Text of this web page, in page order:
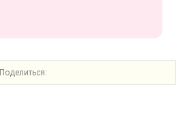
Поделиться: